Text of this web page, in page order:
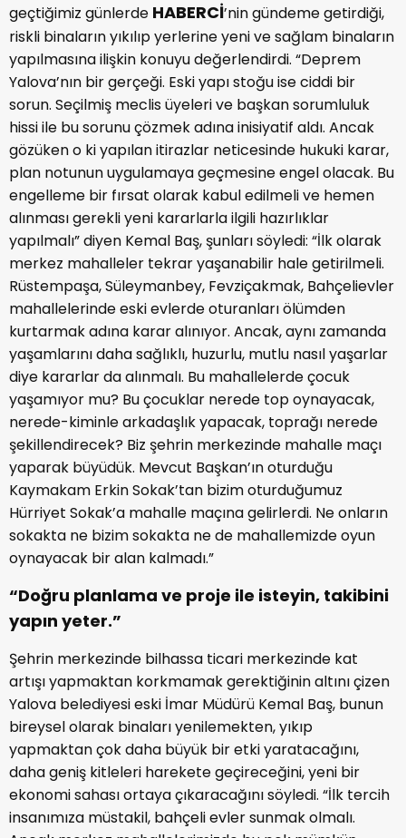
geçtiğimiz günlerde HABERCİ’nin gündeme getirdiği,
riskli binaların yıkılıp yerlerine yeni ve sağlam binaların
yapılmasına ilişkin konuyu değerlendirdi. “Deprem
Yalova’nın bir gerçeği. Eski yapı stoğu ise ciddi bir
sorun. Seçilmiş meclis üyeleri ve başkan sorumluluk
hissi ile bu sorunu çözmek adına inisiyatif aldı. Ancak
gözüken o ki yapılan itirazlar neticesinde hukuki karar,
plan notunun uygulamaya geçmesine engel olacak. Bu
engelleme bir fırsat olarak kabul edilmeli ve hemen
alınması gerekli yeni kararlarla ilgili hazırlıklar
yapılmalı” diyen Kemal Baş, şunları söyledi: “İlk olarak
merkez mahalleler tekrar yaşanabilir hale getirilmeli.
Rüstempaşa, Süleymanbey, Fevziçakmak, Bahçelievler
mahallelerinde eski evlerde oturanları ölümden
kurtarmak adına karar alınıyor. Ancak, aynı zamanda
yaşamlarını daha sağlıklı, huzurlu, mutlu nasıl yaşarlar
diye kararlar da alınmalı. Bu mahallelerde çocuk
yaşamıyor mu? Bu çocuklar nerede top oynayacak,
nerede-kiminle arkadaşlık yapacak, toprağı nerede
şekillendirecek? Biz şehrin merkezinde mahalle maçı
yaparak büyüdük. Mevcut Başkan’ın oturduğu
Kaymakam Erkin Sokak’tan bizim oturduğumuz
Hürriyet Sokak’a mahalle maçına gelirlerdi. Ne onların
sokakta ne bizim sokakta ne de mahallemizde oyun
oynayacak bir alan kalmadı.”
“Doğru planlama ve proje ile isteyin, takibini
yapın yeter.”
Şehrin merkezinde bilhassa ticari merkezinde kat
artışı yapmaktan korkmamak gerektiğinin altını çizen
Yalova belediyesi eski İmar Müdürü Kemal Baş, bunun
bireysel olarak binaları yenilemekten, yıkıp
yapmaktan çok daha büyük bir etki yaratacağını,
daha geniş kitleleri harekete geçireceğini, yeni bir
ekonomi sahası ortaya çıkaracağını söyledi. “İlk tercih
insanımıza müstakil, bahçeli evler sunmak olmalı.